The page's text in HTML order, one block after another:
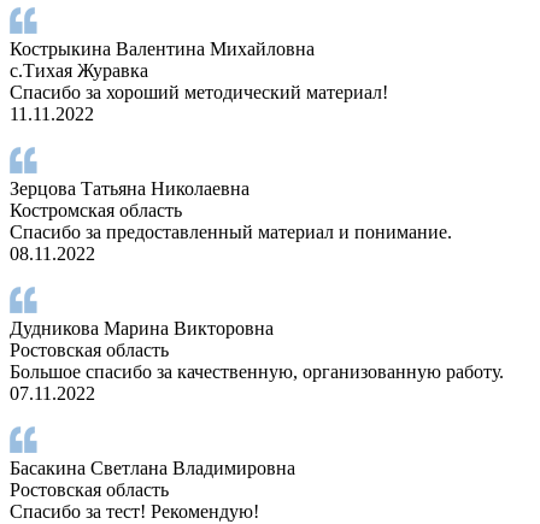
Кострыкина Валентина Михайловна
с.Тихая Журавка
Спасибо за хороший методический материал!
11.11.2022
Зерцова Татьяна Николаевна
Костромская область
Спасибо за предоставленный материал и понимание.
08.11.2022
Дудникова Марина Викторовна
Ростовская область
Большое спасибо за качественную, организованную работу.
07.11.2022
Басакина Светлана Владимировна
Ростовская область
Спасибо за тест! Рекомендую!